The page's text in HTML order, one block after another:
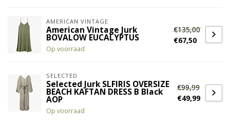
AMERICAN VINTAGE
American Vintage Jurk
BOVALOW EUCALYPTUS
Op voorraad
€135,00
€67,50
SELECTED
Selected Jurk SLFIRIS OVERSIZE
BEACH KAFTAN DRESS B Black
AOP
Op voorraad
€99,99
€49,99